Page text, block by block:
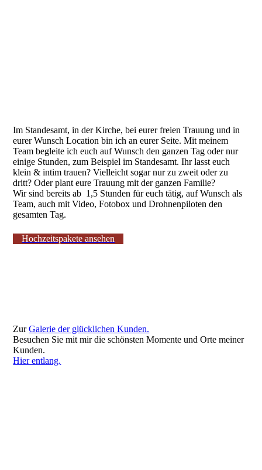
Im Standesamt, in der Kirche, bei eurer freien Trauung und in
eurer Wunsch Location bin ich an eurer Seite. Mit meinem
Team begleite ich euch auf Wunsch den ganzen Tag oder nur
einige Stunden, zum Beispiel im Standesamt. Ihr lasst euch
klein & intim trauen? Vielleicht sogar nur zu zweit oder zu
dritt? Oder plant eure Trauung mit der ganzen Familie?
Wir sind bereits ab 1,5 Stunden für euch tätig, auf Wunsch als
Team, auch mit Video, Fotobox und Drohnenpiloten den
gesamten Tag.
Hochzeitspakete ansehen
ZurGalerie der glücklichen Kunden.
Besuchen Sie mit mir die schönsten Momente und Orte meiner
Kunden.
Hier entlang.